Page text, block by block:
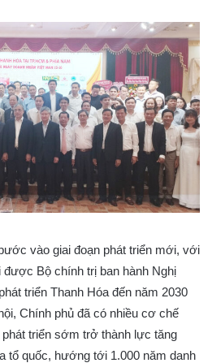
vào giai đoạn phát triển mới, với
Bộ chính trị ban hành Nghị
triển Thanh Hóa đến năm 2030
Chính phủ đã có nhiều cơ chế
triển sớm trở thành lực tăng
tổ quốc, hướng tới 1.000 năm danh